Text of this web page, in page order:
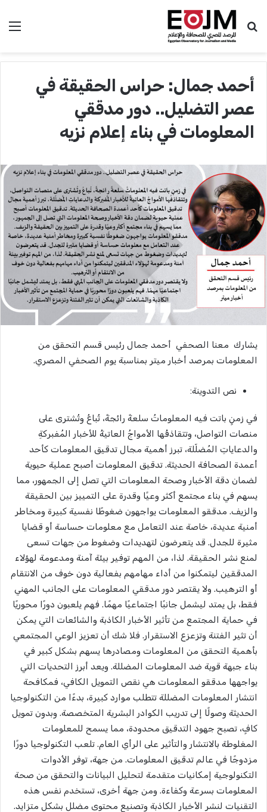
بحث عن
أحمد جمال: حراس الحقيقة في
عصر التضليل.. دور مدققي
المعلومات في بناء إعلام نزيه
يشارك معنا الصحفي أحمد جمال رئيس قسم التحقق من
المعلومات بمرصد أخبار ميتر بمناسبة يوم الصحفي المصري.
نص التدوينة:
في زمنٍ باتت فيه المعلوماتُ سلعةً رائجةً، تُباعُ وتُشترى على
منصات التواصل، وتتقاذفُها الأمواجُ العاتيةُ للأخبار المُفبركةِ
والدعاياتِ المُضلّلة، تبرز أهمية مجال تدقيق المعلومات كأحد
أعمدة الصحافة الحديثة. تدقيق المعلومات أصبح عملية حيوية
لضمان دقة الأخبار وصحة المعلومات التي تصل إلى الجمهور، مما
يسهم في بناء مجتمع أكثر وعيًا وقدرة على التمييز بين الحقيقة
والزيف. مدققو المعلومات يواجهون ضغوطًا نفسية كبيرة ومخاطر
أمنية عديدة، خاصة عند التعامل مع معلومات حساسة أو قضايا
مثيرة للجدل. قد يتعرضون لتهديدات وضغوط من جهات تسعى
لمنع نشر الحقيقة. لذا، من المهم توفير بيئة آمنة ومدعومة لهؤلاء
المدققين ليتمكنوا من أداء مهامهم بفعالية دون خوف من الانتقام
أو الترهيب. ولا يقتصر دور مدققي المعلومات على الجانب المهني
فقط، بل يمتد ليشمل جانبًا اجتماعيًا مهمًا. فهم يلعبون دورًا محوريًا
في حماية المجتمع من تأثير الأخبار الكاذبة والشائعات التي يمكن
أن تثير الفتنة وتزعزع الاستقرار. فلا شك أن تعزيز الوعي المجتمعي
بأهمية التحقق من المعلومات ومصادرها يسهم بشكل كبير في
بناء جبهة قوية ضد المعلومات المضللة. ويعد أبرز التحديات التي
يواجهها مدققو المعلومات هي نقص التمويل الكافي، فمكافحة
انتشار المعلومات المضللة تتطلب موارد كبيرة، بدءًا من التكنولوجيا
الحديثة وصولًا إلى تدريب الكوادر البشرية المتخصصة. وبدون تمويل
كافٍ، تصبح جهود التدقيق محدودة، مما يسمح للمعلومات
المغلوطة بالانتشار والتأثير على الرأي العام. تلعب التكنولوجيا دورًا
مزدوجًا في عالم تدقيق المعلومات. من جهة، توفر الأدوات
التكنولوجية إمكانيات متقدمة لتحليل البيانات والتحقق من صحة
المعلومات بسرعة وكفاءة. ومن جهة أخرى، تستخدم نفس هذه
التقنيات لنشر الأخبار الكاذبة وتصنيع محتوى مضلل بشكل متزايد.